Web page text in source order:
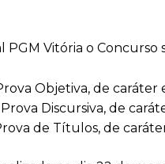
PGM Vitória o Concurso
Objetiva, de caráter
Discursiva, de
de Títulos, de